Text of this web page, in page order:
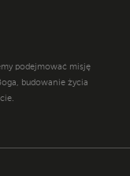
podejmować misję
budowanie życia